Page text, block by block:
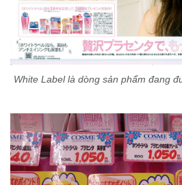
White Label là dòng sản phẩm đang